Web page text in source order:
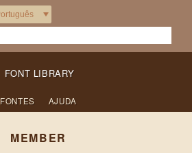
FONT LIBRARY
FONTES AJUDA
MEMBER